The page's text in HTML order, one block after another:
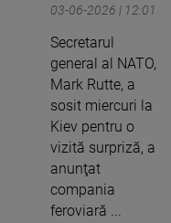
03-06-2026 | 12:01
Secretarul
general al NATO,
Mark Rutte, a
sosit miercuri la
Kiev pentru o
vizită surpriză, a
anunţat
compania
feroviară ...